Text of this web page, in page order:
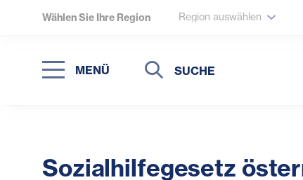
Wählen Sie Ihre Region Region auswählen
MENÜ
Suche
Suche
Sozialhilfegesetz